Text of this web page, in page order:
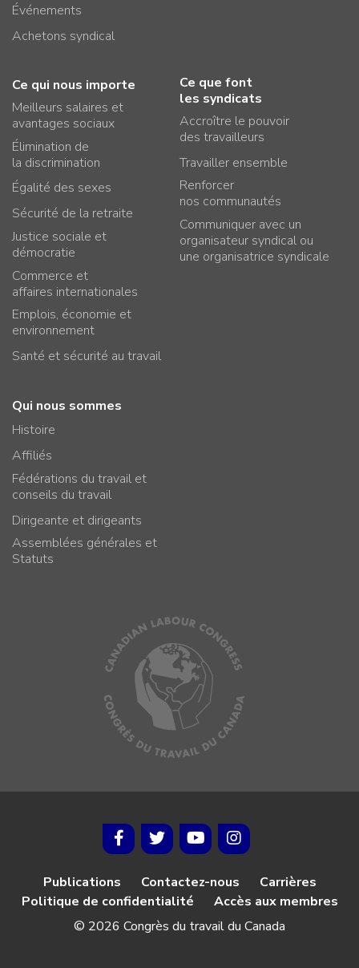
Événements
Achetons syndical
Ce qui nous importe
Meilleurs salaires et
avantages sociaux
Élimination de
la discrimination
Égalité des sexes
Sécurité de la retraite
Justice sociale et
démocratie
Commerce et
affaires internationales
Emplois, économie et
environnement
Santé et sécurité au travail
Ce que font
les syndicats
Accroître le pouvoir
des travailleurs
Travailler ensemble
Renforcer
nos communautés
Communiquer avec un
organisateur syndical ou
une organisatrice syndicale
Qui nous sommes
Histoire
Affiliés
Fédérations du travail et
conseils du travail
Dirigeante et dirigeants
Assemblées générales et
Statuts
Publications Contactez-nous
Carrières
Politique de confidentialité
Accès aux membres
© 2026 Congrès du travail du Canada